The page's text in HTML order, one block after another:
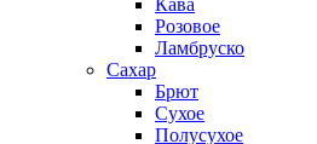
Розовое
Ламбруско
Сахар
Брют
Сухое
Полусухое